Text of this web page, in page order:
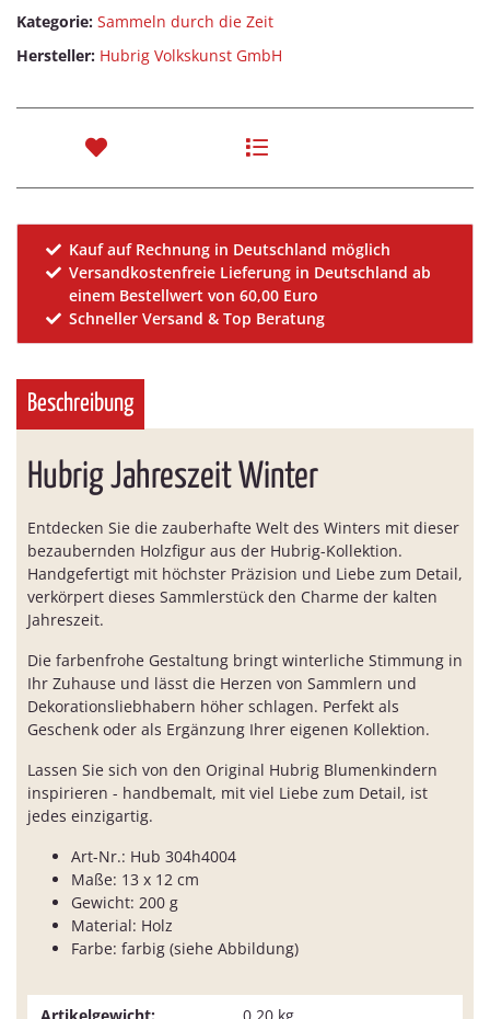
Kategorie: Sammeln durch die Zeit
Hersteller: Hubrig Volkskunst GmbH
Kauf auf Rechnung in Deutschland möglich
Versandkostenfreie Lieferung in Deutschland ab
einem Bestellwert von 60,00 Euro
Schneller Versand & Top Beratung
Beschreibung
Hubrig Jahreszeit Winter
Entdecken Sie die zauberhafte Welt des Winters mit dieser
bezaubernden Holzfigur aus der Hubrig-Kollektion.
Handgefertigt mit höchster Präzision und Liebe zum Detail,
verkörpert dieses Sammlerstück den Charme der kalten
Jahreszeit.
Die farbenfrohe Gestaltung bringt winterliche Stimmung in
Ihr Zuhause und lässt die Herzen von Sammlern und
Dekorationsliebhabern höher schlagen. Perfekt als
Geschenk oder als Ergänzung Ihrer eigenen Kollektion.
Lassen Sie sich von den Original Hubrig Blumenkindern
inspirieren - handbemalt, mit viel Liebe zum Detail, ist
jedes einzigartig.
Art-Nr.: Hub 304h4004
Maße: 13 x 12 cm
Gewicht: 200 g
Material: Holz
Farbe: farbig (siehe Abbildung)